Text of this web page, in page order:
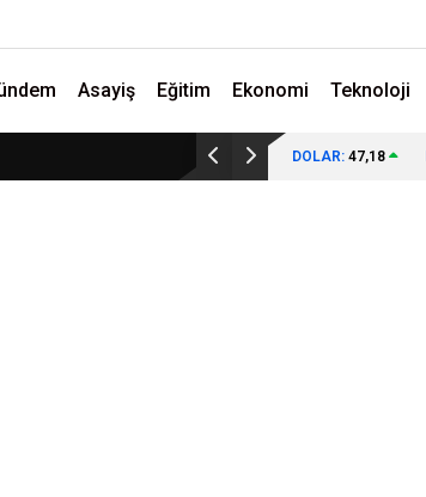
Asayiş Eğitim Ekonomi Teknoloji
DOLAR: 47,18